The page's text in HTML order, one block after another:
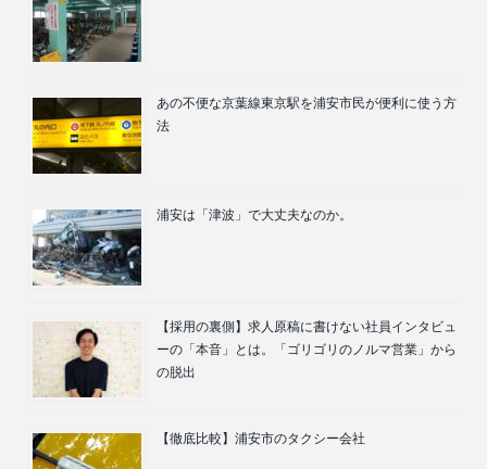
あの不便な京葉線東京駅を浦安市民が便利に使う方
法
浦安は「津波」で大丈夫なのか。
【採用の裏側】求人原稿に書けない社員インタビュ
ーの「本音」とは。「ゴリゴリのノルマ営業」から
の脱出
【徹底比較】浦安市のタクシー会社